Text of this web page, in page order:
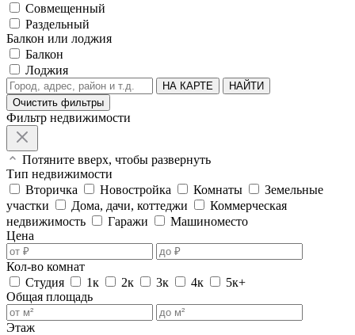
Совмещенный
Раздельный
Балкон или лоджия
Балкон
Лоджия
НА КАРТЕ
НАЙТИ
Очистить фильтры
Фильтр недвижимости
Потяните вверх, чтобы развернуть
Тип недвижимости
Вторичка
Новостройка Комнаты
Земельные
участки
Дома, дачи, коттеджи
Коммерческая
недвижимость
Гаражи
Машиноместо
Цена
Кол-во комнат
Студия
1к 2к 3к 4к
5к+
Общая площадь
Этаж